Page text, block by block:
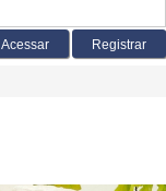
Acessar Registrar